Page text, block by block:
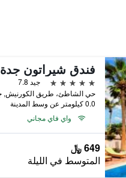
فندق شيراتون جدة
5 نجوم
جيد 7.8
0.0 كيلومتر عن وسط المدينة
واي فاي مجاني
649 ﷼
المتوسط في الليلة